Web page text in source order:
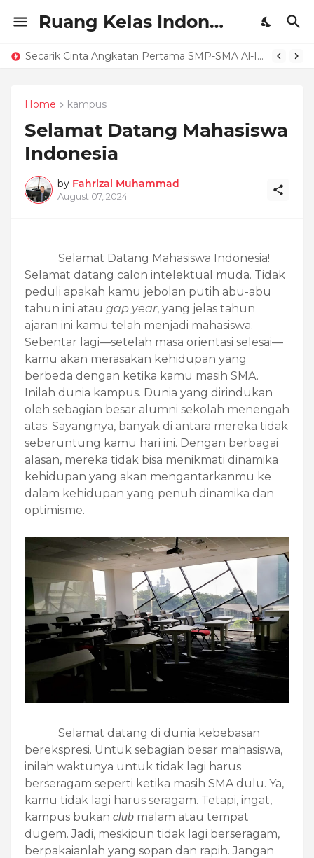
Ruang Kelas Indonesia
Secarik Cinta Angkatan Pertama SMP-SMA Al-Izhar Pondok Labu
Home kampus
Selamat Datang Mahasiswa
Indonesia
by Fahrizal Muhammad
August 07, 2024
Selamat Datang Mahasiswa Indonesia!
Selamat datang calon intelektual muda. Tidak
peduli apakah kamu jebolan putih abu-abu
tahun ini atau gap year, yang jelas tahun
ajaran ini kamu telah menjadi mahasiswa.
Sebentar lagi—setelah masa orientasi selesai—
kamu akan merasakan kehidupan yang
berbeda dengan ketika kamu masih SMA.
Inilah dunia kampus. Dunia yang dirindukan
oleh sebagian besar alumni sekolah menengah
atas. Sayangnya, banyak di antara mereka tidak
seberuntung kamu hari ini. Dengan berbagai
alasan, mereka tidak bisa menikmati dinamika
kehidupan yang akan mengantarkanmu ke
dalam kehidupan yang penuh dinamika dan
optimisme.
Selamat datang di dunia kebebasan
berekspresi. Untuk sebagian besar mahasiswa,
inilah waktunya untuk tidak lagi harus
berseragam seperti ketika masih SMA dulu. Ya,
kamu tidak lagi harus seragam. Tetapi, ingat,
kampus bukan club malam atau tempat
dugem. Jadi, meskipun tidak lagi berseragam,
berpakaianlah yang sopan dan rapih. Jangan